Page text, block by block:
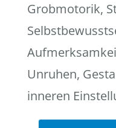
Grobmotorik,
Unruhen,
inneren